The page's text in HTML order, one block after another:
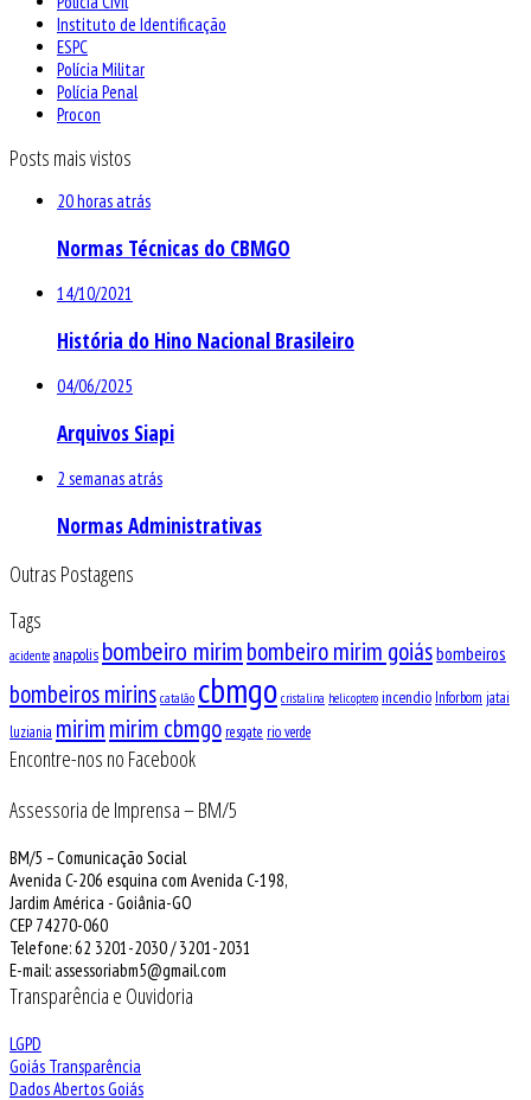
Instituto de Identificação
ESPC
Polícia Militar
Polícia Penal
Procon
Posts mais vistos
20 horas atrás
Normas Técnicas do CBMGO
14/10/2021
História do Hino Nacional Brasileiro
04/06/2025
Arquivos Siapi
2 semanas atrás
Normas Administrativas
Outras Postagens
Tags
acidente anapolis bombeiro mirimbombeiro mirim goiásbombeiros
bombeiros mirins catalão cbmgo cristalina helicoptero incendio Inforbom jatai
luziania mirimmirim cbmgo resgate rio verde
Encontre-nos no Facebook
Assessoria de Imprensa – BM/5
BM/5 – Comunicação Social
Avenida C-206 esquina com Avenida C-198,
Jardim América - Goiânia-GO
CEP 74270-060
Telefone: 62 3201-2030 / 3201-2031
E-mail: assessoriabm5@gmail.com
Transparência e Ouvidoria
LGPD
Goiás Transparência
Dados Abertos Goiás